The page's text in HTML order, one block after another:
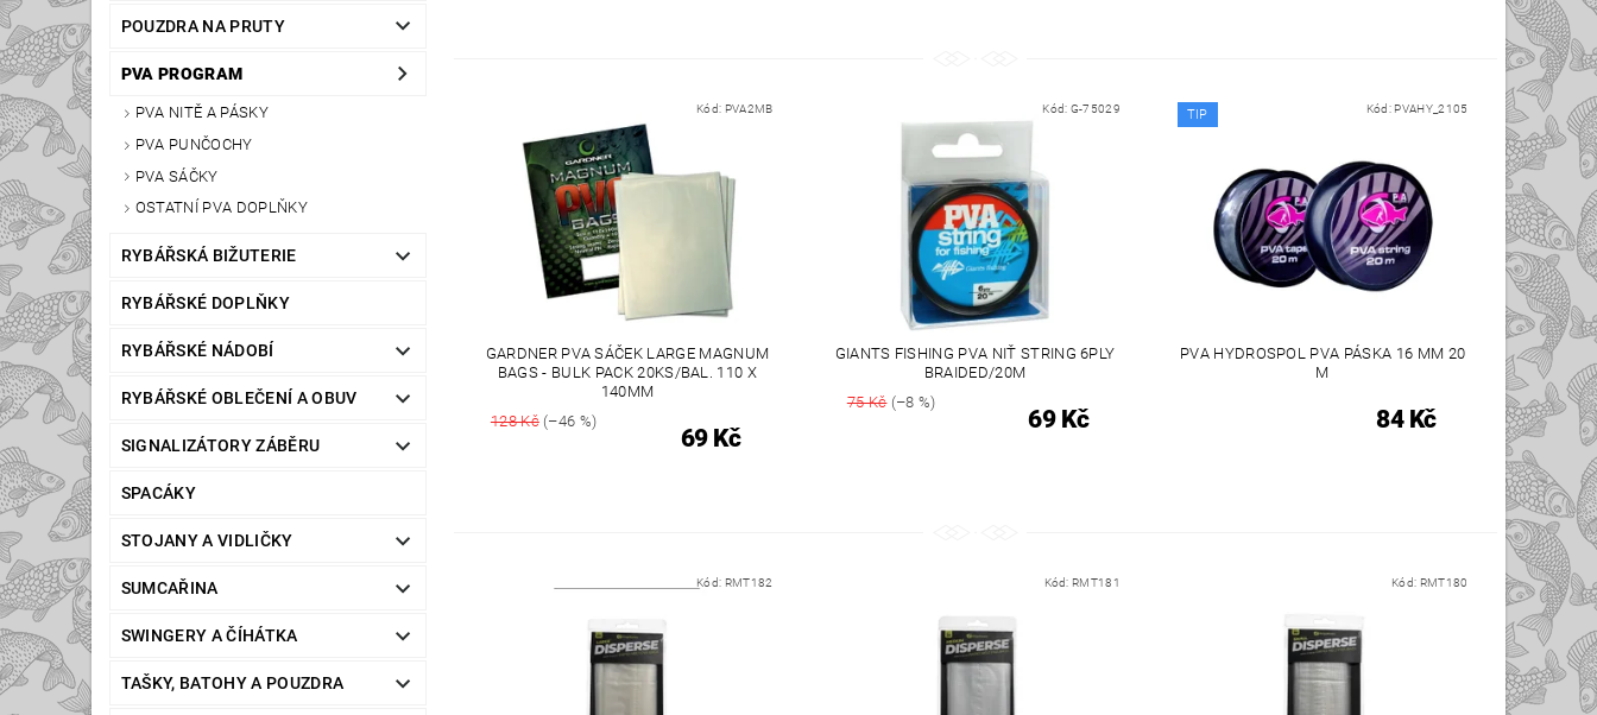
POUZDRA NA PRUTY
PVA PROGRAM
PVA NITĚ A PÁSKY
PVA PUNČOCHY
PVA SÁČKY
OSTATNÍ PVA DOPLŇKY
RYBÁŘSKÁ BIŽUTERIE
RYBÁŘSKÉ DOPLŇKY
RYBÁŘSKÉ NÁDOBÍ
RYBÁŘSKÉ OBLEČENÍ A OBUV
SIGNALIZÁTORY ZÁBĚRU
SPACÁKY
STOJANY A VIDLIČKY
SUMCAŘINA
SWINGERY A ČÍHÁTKA
TAŠKY, BATOHY A POUZDRA
Kód: PVA2MB
GARDNER PVA SÁČEK LARGE MAGNUM
BAGS - BULK PACK 20KS/BAL. 110 X
140MM
128 Kč(–46 %)
69 Kč
Kód: G-75029
GIANTS FISHING PVA NIŤ STRING 6PLY
BRAIDED/20M
75 Kč(–8 %)
69 Kč
TIP Kód: PVAHY_2105
PVA HYDROSPOL PVA PÁSKA 16 MM 20
M
84 Kč
Kód: RMT182 Kód: RMT181 Kód: RMT180